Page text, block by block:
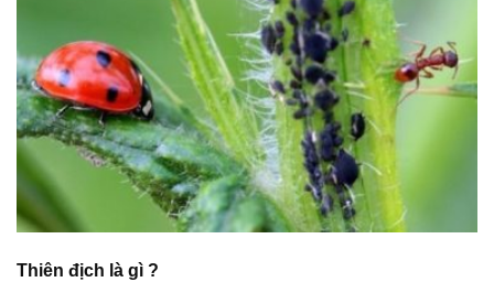
Thiên địch là gì ?